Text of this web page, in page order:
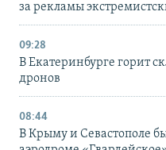
за рекламы
09:28
В Екатеринбурге горит
дронов
08:44
В Крыму и Севастополе